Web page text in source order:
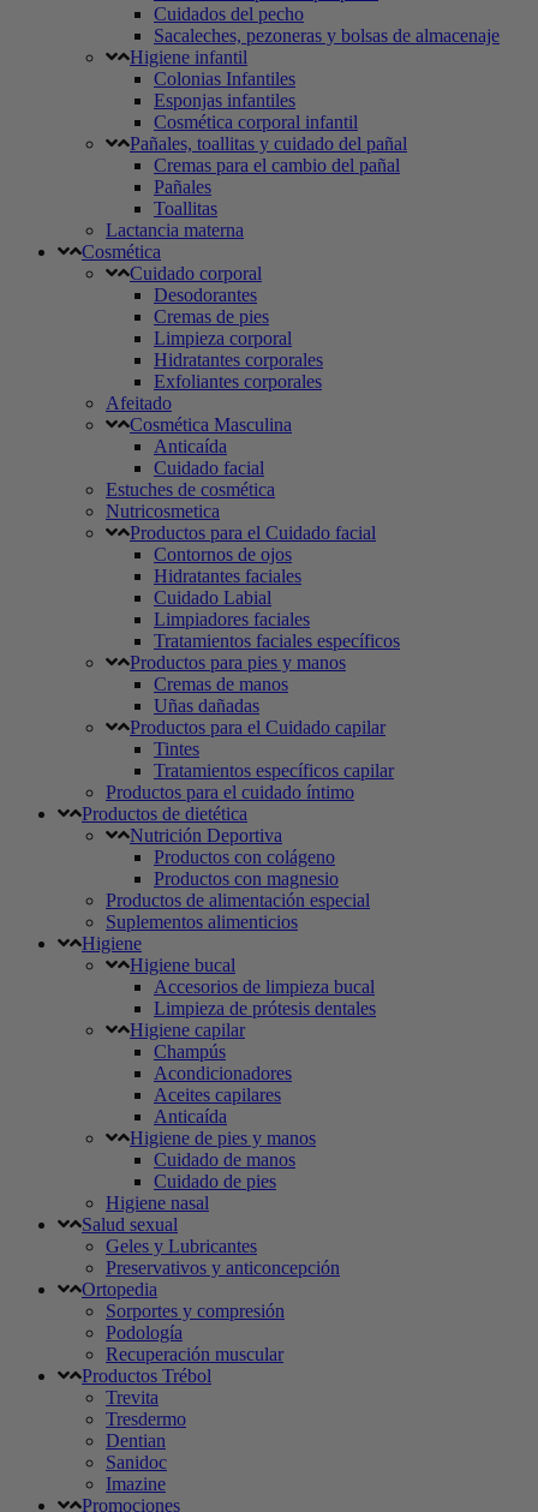
Cuidados del pecho
Sacaleches, pezoneras y bolsas de almacenaje
Higiene infantil
Colonias Infantiles
Esponjas infantiles
Cosmética corporal infantil
Pañales, toallitas y cuidado del pañal
Cremas para el cambio del pañal
Pañales
Toallitas
Lactancia materna
Cosmética
Cuidado corporal
Desodorantes
Cremas de pies
Limpieza corporal
Hidratantes corporales
Exfoliantes corporales
Afeitado
Cosmética Masculina
Anticaída
Cuidado facial
Estuches de cosmética
Nutricosmetica
Productos para el Cuidado facial
Contornos de ojos
Hidratantes faciales
Cuidado Labial
Limpiadores faciales
Tratamientos faciales específicos
Productos para pies y manos
Cremas de manos
Uñas dañadas
Productos para el Cuidado capilar
Tintes
Tratamientos específicos capilar
Productos para el cuidado íntimo
Productos de dietética
Nutrición Deportiva
Productos con colágeno
Productos con magnesio
Productos de alimentación especial
Suplementos alimenticios
Higiene
Higiene bucal
Accesorios de limpieza bucal
Limpieza de prótesis dentales
Higiene capilar
Champús
Acondicionadores
Aceites capilares
Anticaída
Higiene de pies y manos
Cuidado de manos
Cuidado de pies
Higiene nasal
Salud sexual
Geles y Lubricantes
Preservativos y anticoncepción
Ortopedia
Sorportes y compresión
Podología
Recuperación muscular
Productos Trébol
Trevita
Tresdermo
Dentian
Sanidoc
Imazine
Promociones